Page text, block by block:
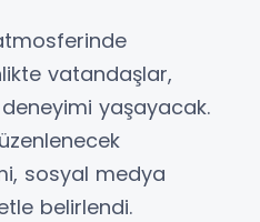
vatandaşlar,
yaşayacak.
sosyal medya
belirlendi.